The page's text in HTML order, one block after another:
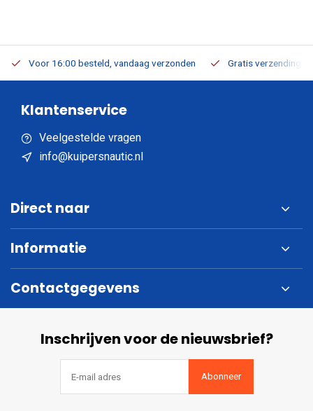
Voor 16:00 besteld, vandaag verzonden Gratis verzending
Klantenservice
Veelgestelde vragen
info@kuipersnautic.nl
Direct naar
Informatie
Contactgegevens
Inschrijven voor de nieuwsbrief?
Abonneer